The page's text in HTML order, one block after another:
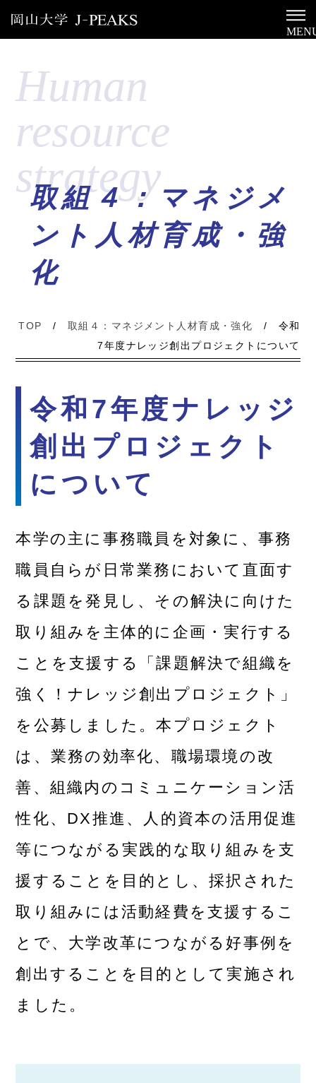
human
resource
strategy
取組４：マネジメ
ント人材育成・強
化
TOP / 取組４：マネジメント人材育成・強化 / 令和
7年度ナレッジ創出プロジェクトについて
令和7年度ナレッジ
創出プロジェクト
について
本学の主に事務職員を対象に、事務
職員自らが日常業務において直面す
る課題を発見し、その解決に向けた
取り組みを主体的に企画・実行する
ことを支援する「課題解決で組織を
強く！ナレッジ創出プロジェクト」
を公募しました。本プロジェクト
は、業務の効率化、職場環境の改
善、組織内のコミュニケーション活
性化、DX推進、人的資本の活用促進
等につながる実践的な取り組みを支
援することを目的とし、採択された
取り組みには活動経費を支援するこ
とで、大学改革につながる好事例を
創出することを目的として実施され
ました。